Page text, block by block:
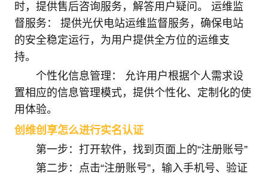
时，提供售后咨询服务，解答用户疑问。 运维监
督服务： 提供光伏电站运维监督服务，确保电站
的安全稳定运行，为用户提供全方位的运维支
持。
个性化信息管理： 允许用户根据个人需求设
置相应的信息管理模式，提供个性化、定制化的使
用体验。
创维创享怎么进行实名认证
第一步：打开软件，找到页面上的“注册账号”
第二步：点击“注册账号”，输入手机号、验证